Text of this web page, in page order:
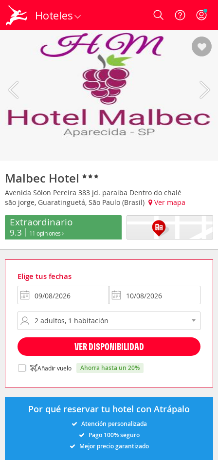
Hoteles Login
Malbec Hotel
Avenida Sólon Pereira 383 jd. paraiba Dentro do chalé
são jorge, Guaratinguetá, São Paulo (Brasil)
Ver mapa
Extraordinario
9.3 11 opiniones
Elige tus fechas
VER DISPONIBILIDAD
Añadir vuelo ahorra hasta un 20%
Por qué reservar tu hotel con Atrápalo
Atención personalizada
Pago 100% seguro
Mejor precio garantizado